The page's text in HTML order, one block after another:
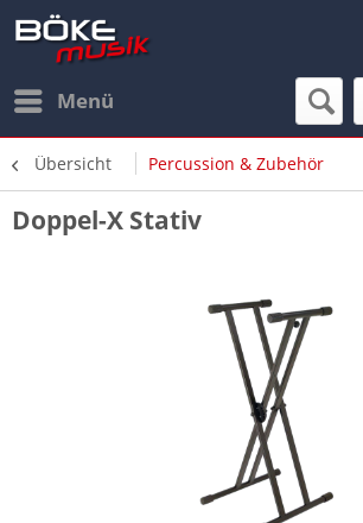
Menü
Übersicht Percussion & Zubehör
Doppel-X Stativ